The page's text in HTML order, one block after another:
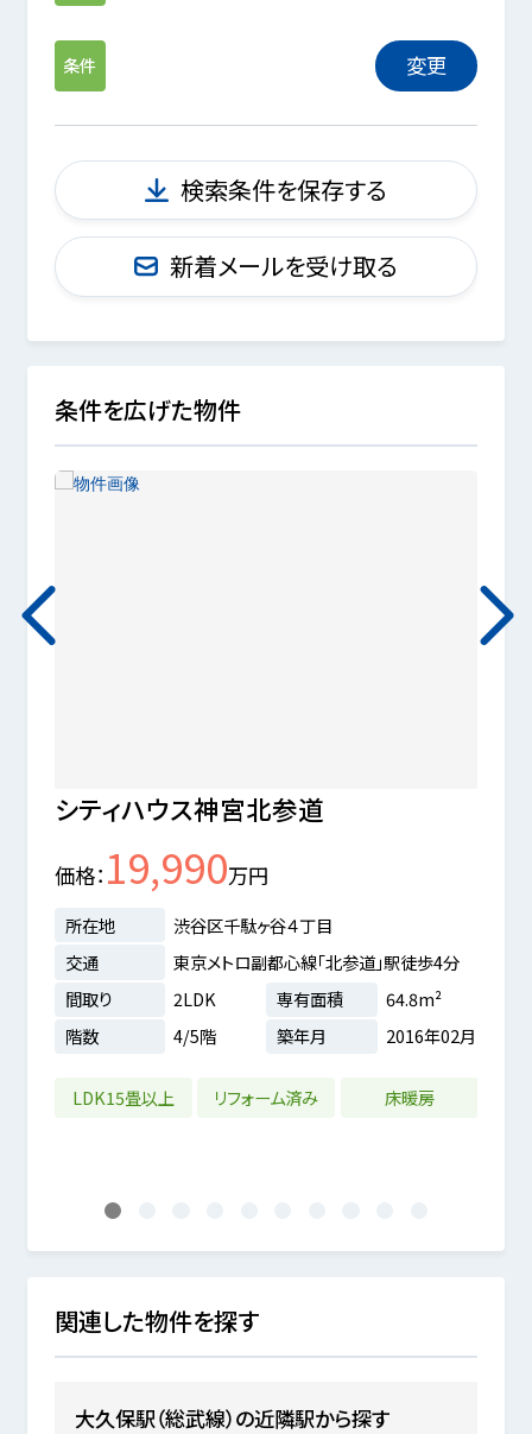
条件 変更
検索条件を保存する
新着メールを受け取る
条件を広げた物件
シティハウス神宮北参道
価格 19,990万円
所在地
渋谷区千駄ヶ谷４丁目
交通
東京メトロ副都心線「北参道」駅徒歩4分
間取り
2LDK 専有面積
64.8m²
階数
4/5階 築年月 2016年02月
LDK15畳以上 リフォーム済み 床暖房
1
関連した物件を探す
大久保駅（総武線）の近隣駅から探す